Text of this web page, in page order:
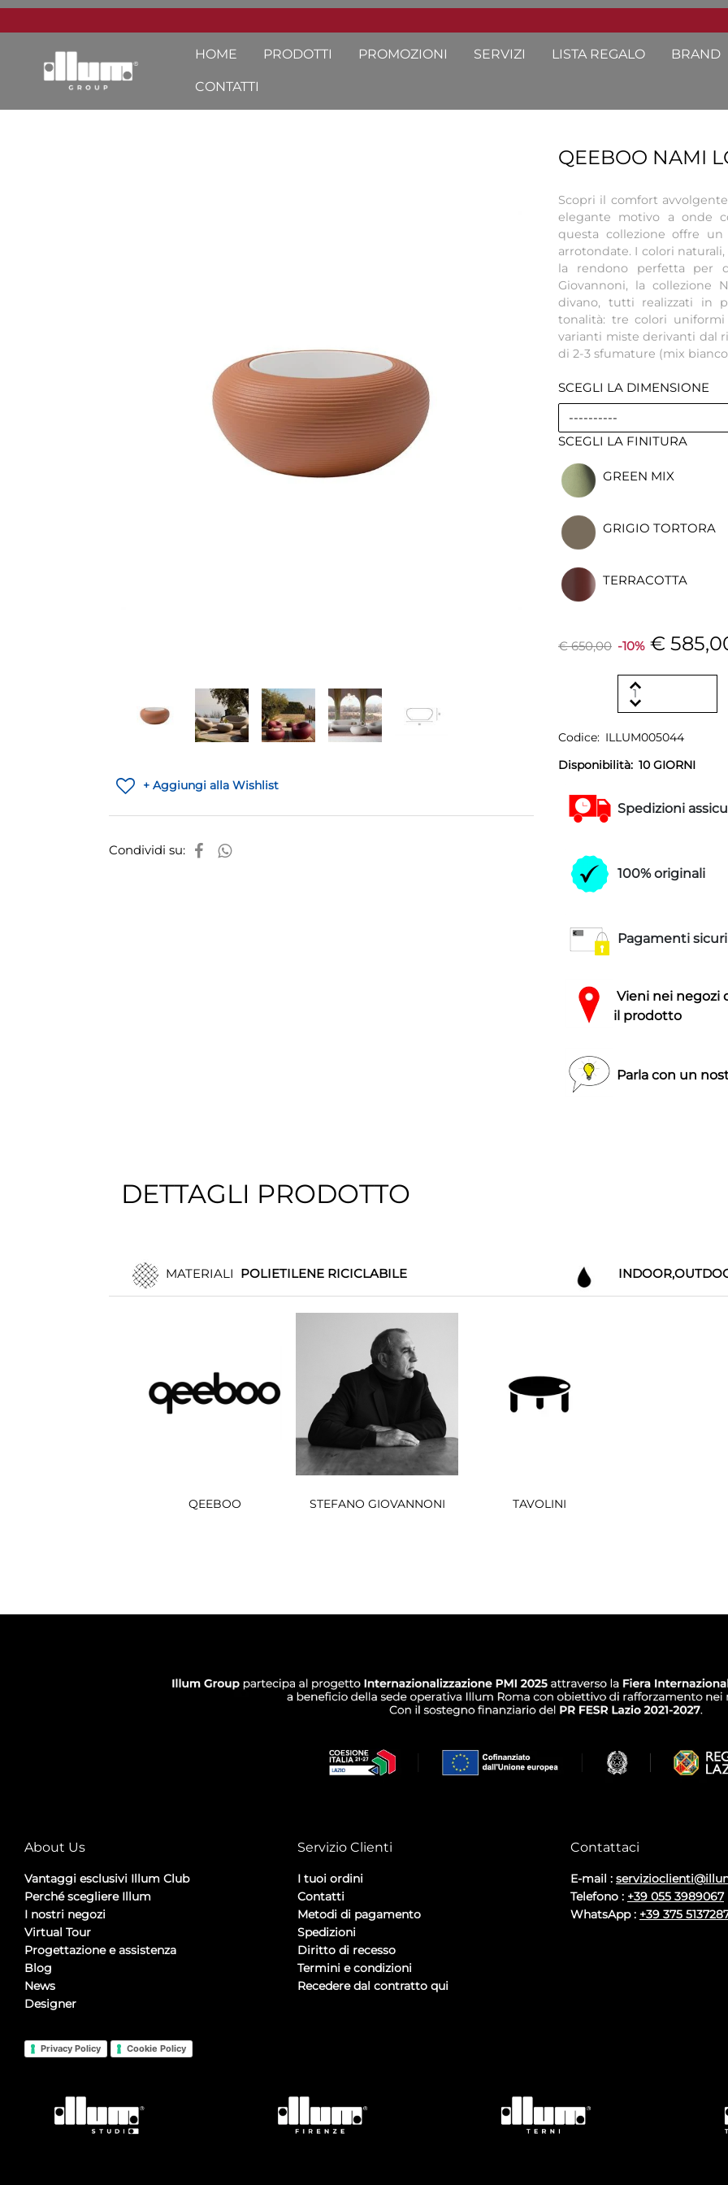
HOME PRODOTTI PROMOZIONI SERVIZI LISTA REGALO BRAND
CONTATTI
+ Aggiungi alla Wishlist
Condividi su:
QEEBOO NAMI
Scopri il comfort
elegante motivo a onde
questa collezione offre
arrotondate. I colori
la rendono perfetta per
Giovannoni, la collezione
divano, tutti realizzati in
tonalità: tre colori
varianti miste derivanti dal
di 2-3 sfumature (mix
SCEGLI LA DIMENSIONE
----------
SCEGLI LA FINITURA
GREEN MIX
GRIGIO TORTORA
TERRACOTTA
€ 650,00 -10% €
Codice: ILLUM005044
Disponibilità: 10 GIORNI
Spedizioni
100% originali
Pagamenti sicuri
Vieni nei negozi
il prodotto
Parla con un
DETTAGLI PRODOTTO
MATERIALI POLIETILENE RICICLABILE
QEEBOO STEFANO GIOVANNONI TAVOLINI
About Us
Vantaggi esclusivi Illum Club
Perché scegliere Illum
I nostri negozi
Virtual Tour
Progettazione e assistenza
Blog
News
Designer
Privacy Policy Cookie Policy
Servizio Clienti
I tuoi ordini
Contatti
Metodi di pagamento
Spedizioni
Diritto di recesso
Termini e condizioni
Recedere dal contratto qui
Contattaci
E-mail :
Telefono : +39 055 3989067
WhatsApp : +39 375